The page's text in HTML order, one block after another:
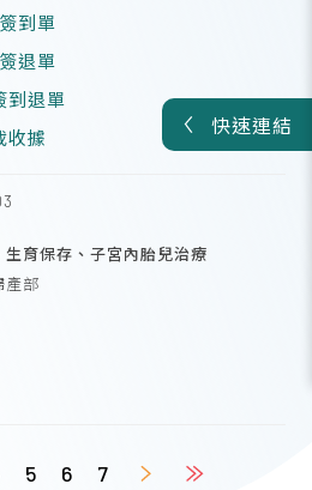
快速連結
到單
退單
到退單
收據
生育保存、子宮內胎兒治療
產部
5 6 7